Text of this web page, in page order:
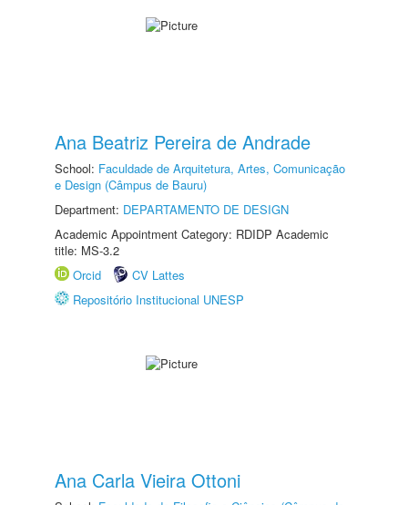
Ana Beatriz Pereira de Andrade
School: Faculdade de Arquitetura, Artes, Comunicação
e Design (Câmpus de Bauru)
Department: DEPARTAMENTO DE DESIGN
Academic Appointment Category: RDIDP Academic
title: MS-3.2
Orcid
CV Lattes
Repositório Institucional UNESP
Ana Carla Vieira Ottoni